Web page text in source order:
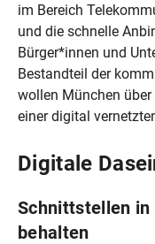
im Bereich
und die schnelle
Bürger*innen und
Bestandteil der
wollen München
einer digital
Digitale
Schnittstellen in
behalten